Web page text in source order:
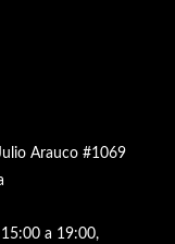
Arauco #1069
a 19:00,